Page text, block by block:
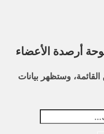
أرصدة الأعضاء
وستظهر بيانات